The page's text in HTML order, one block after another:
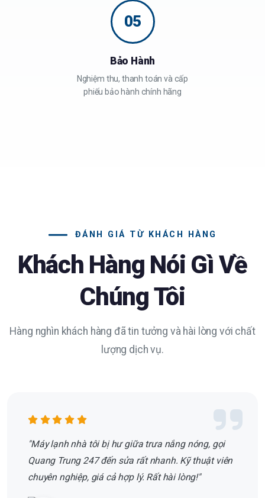
05
Bảo Hành
Nghiệm thu, thanh toán và cấp
phiếu bảo hành chính hãng
ĐÁNH GIÁ TỪ KHÁCH HÀNG
Khách Hàng Nói Gì Về
Chúng Tôi
Hàng nghìn khách hàng đã tin tưởng và hài lòng với chất
lượng dịch vụ.
"Máy lạnh nhà tôi bị hư giữa trưa nắng nóng, gọi
Quang Trung 247 đến sửa rất nhanh. Kỹ thuật viên
chuyên nghiệp, giá cả hợp lý. Rất hài lòng!"